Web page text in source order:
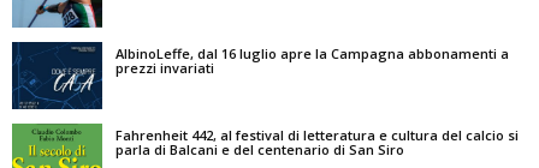
AlbinoLeffe, dal 16 luglio apre la Campagna abbonamenti a
prezzi invariati
Fahrenheit 442, al festival di letteratura e cultura del calcio si
parla di Balcani e del centenario di San Siro